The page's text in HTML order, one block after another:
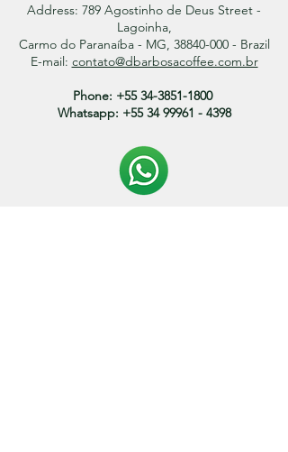
Address: 789 Agostinho de Deus Street -
Lagoinha,
Carmo do Paranaíba - MG, 38840-000 - Brazil
E-mail: contato@dbarbosacoffee.com.br
Phone: +55 34-3851-1800
Whatsapp: +55 34 99961 - 4398